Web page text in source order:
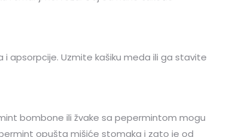
i apsorpcije. Uzmite kašiku meda ili ga stavite
bombone ili žvake sa pepermintom mogu
opušta mišiće stomaka i zato je od